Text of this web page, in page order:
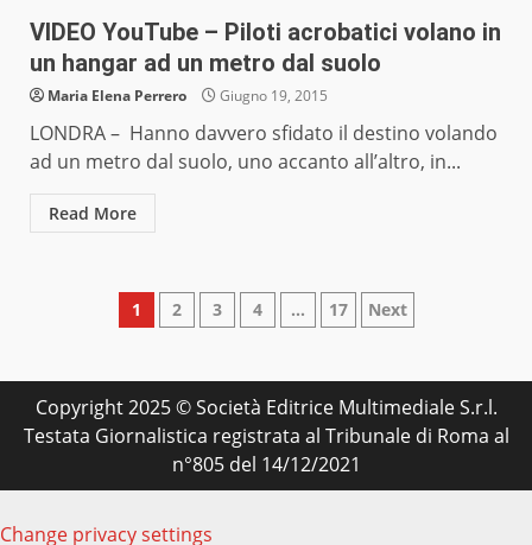
VIDEO YouTube – Piloti acrobatici volano in
un hangar ad un metro dal suolo
Maria Elena Perrero Giugno 19, 2015
LONDRA – Hanno davvero sfidato il destino volando
ad un metro dal suolo, uno accanto all’altro, in...
Read More
Paginazione
articoli
1 2 3 4 … 17 Next
Copyright 2025 © Società Editrice Multimediale S.r.l.
Testata Giornalistica registrata al Tribunale di Roma al
n°805 del 14/12/2021
Change privacy settings